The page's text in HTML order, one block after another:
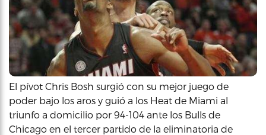
El pívot Chris Bosh surgió con su mejor juego de
poder bajo los aros y guió a los Heat de Miami al
triunfo a domicilio por 94-104 ante los Bulls de
Chicago en el tercer partido de la eliminatoria de